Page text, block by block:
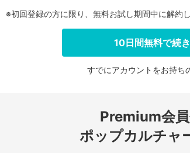
ログインす
※初回登録の方に限り、無料お試し期間中に解約
10日間無料で続
すでにアカウントをお持ち
Premium会
ポップカルチャ